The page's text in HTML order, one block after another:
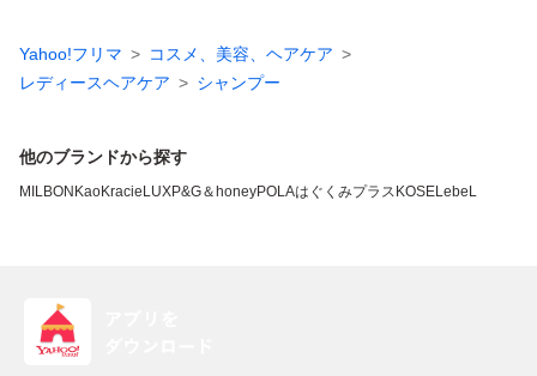
Yahoo!フリマ
コスメ、美容、ヘアケア
レディースヘアケア
シャンプー
他のブランドから探す
MILBON KaoKracie LUXP&G＆honeyPOLAはぐくみプラス KOSELebeL